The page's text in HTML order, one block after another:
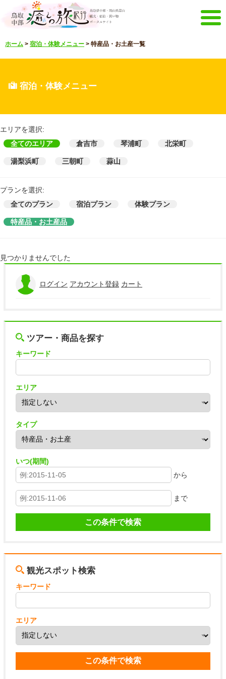
ホーム イベントキャンペーン
見どころ映像
中文繁體
メルマガ&パンフレット
その他のメニュー
鳥取中部観光推進機構 お問い合わせ
サイトマップ
ホーム > 宿泊・体験メニュー > 特産品・お土産一覧
宿泊・体験メニュー
エリアを選択:
全てのエリア
倉吉市 琴浦町 北栄町
湯梨浜町 三朝町 蒜山
プランを選択:
全てのプラン
宿泊プラン 体験プラン
特産品・お土産品
見つかりませんでした
ログイン アカウント登録 カート
ツアー・商品を探す
キーワード
エリア
タイプ
いつ(期間)
から
まで
観光スポット検索
キーワード
エリア